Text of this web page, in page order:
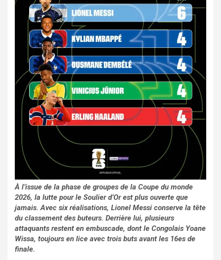
À l’issue de la phase de groupes de la Coupe du monde
2026, la lutte pour le Soulier d’Or est plus ouverte que
jamais. Avec six réalisations, Lionel Messi conserve la tête
du classement des buteurs. Derrière lui, plusieurs
attaquants restent en embuscade, dont le Congolais Yoane
Wissa, toujours en lice avec trois buts avant les 16es de
finale.